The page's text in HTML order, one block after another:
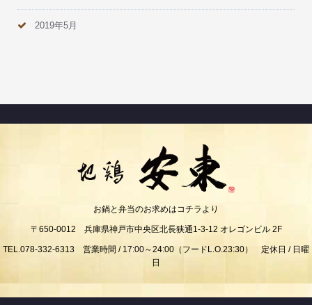
2019年5月
お鍋と弁当のお求めはコチラより
〒650-0012 兵庫県神戸市中央区北長狭通1-3-12 オレゴンビル 2F
TEL.078-332-6313 営業時間 / 17:00～24:00（フードL.O.23:30） 定休日 / 日曜
日